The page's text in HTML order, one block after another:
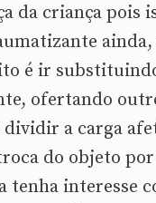
da criança pois
ainda,
é ir
ofertando
dividir a carga
do objeto
tenha interesse